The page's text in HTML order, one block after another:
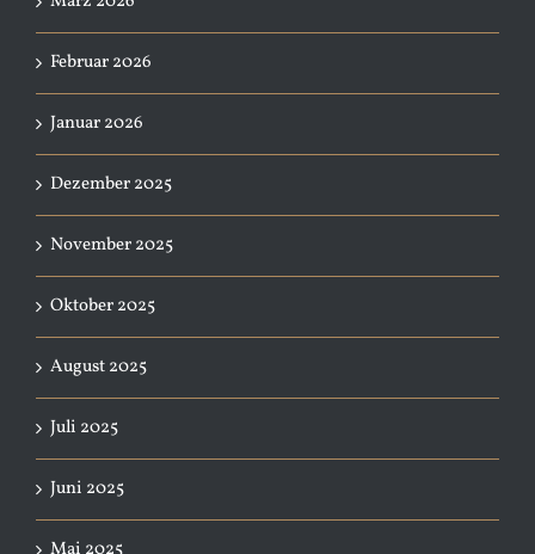
Februar 2026
Januar 2026
Dezember 2025
November 2025
Oktober 2025
August 2025
Juli 2025
Juni 2025